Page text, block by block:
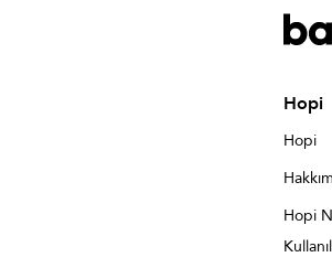
Hopi
Hopi
Hopi